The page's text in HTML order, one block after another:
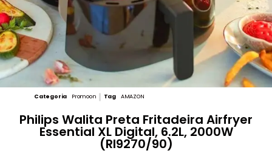
Categoria Promoon Tag AMAZON
Philips Walita Preta Fritadeira Airfryer
Essential XL Digital, 6.2L, 2000W
(RI9270/90)